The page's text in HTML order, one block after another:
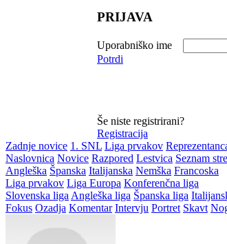
PRIJAVA
Uporabniško ime
Potrdi
Še niste registrirani?
Registracija
Zadnje novice 1. SNL Liga prvakov
Naslovnica Novice Razpored Lestvica Seznam
Angleška Španska Italijanska Nemška Francoska
Liga prvakov Liga Europa Konferenčna liga
Slovenska liga Angleška liga Španska liga
Fokus Ozadja Komentar Intervju Portret Skavt